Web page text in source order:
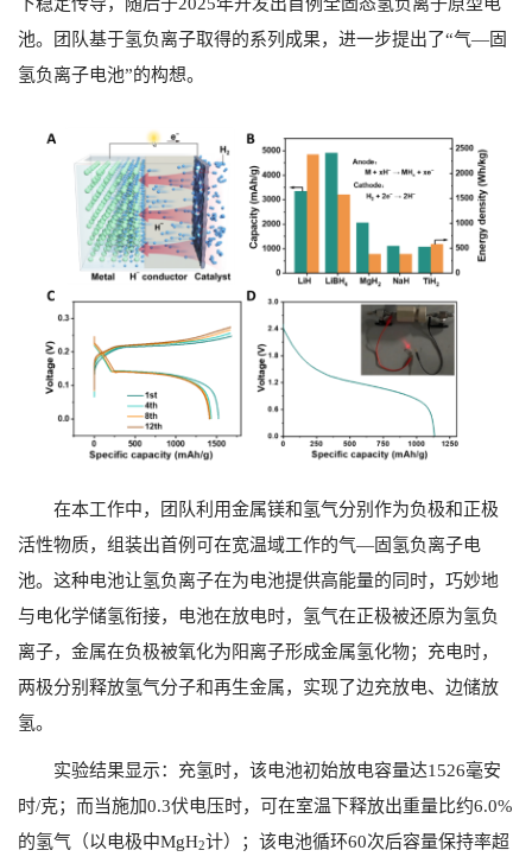
池。团队基于氢负离子取得的系列成果，进一步提出了“气—固
氢负离子电池”的构想。
在本工作中，团队利用金属镁和氢气分别作为负极和正极
活性物质，组装出首例可在宽温域工作的气—固氢负离子电
池。这种电池让氢负离子在为电池提供高能量的同时，巧妙地
与电化学储氢衔接，电池在放电时，氢气在正极被还原为氢负
离子，金属在负极被氧化为阳离子形成金属氢化物；充电时，
两极分别释放氢气分子和再生金属，实现了边充放电、边储放
氢。
实验结果显示：充氢时，该电池初始放电容量达1526毫安
时/克；而当施加0.3伏电压时，可在室温下释放出重量比约6.0%
的氢气（以电极中MgH2计）；该电池循环60次后容量保持率超